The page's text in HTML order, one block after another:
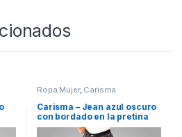
Ropa Mujer, Carisma
Carisma – Jean azul oscuro
con bordado en la pretina